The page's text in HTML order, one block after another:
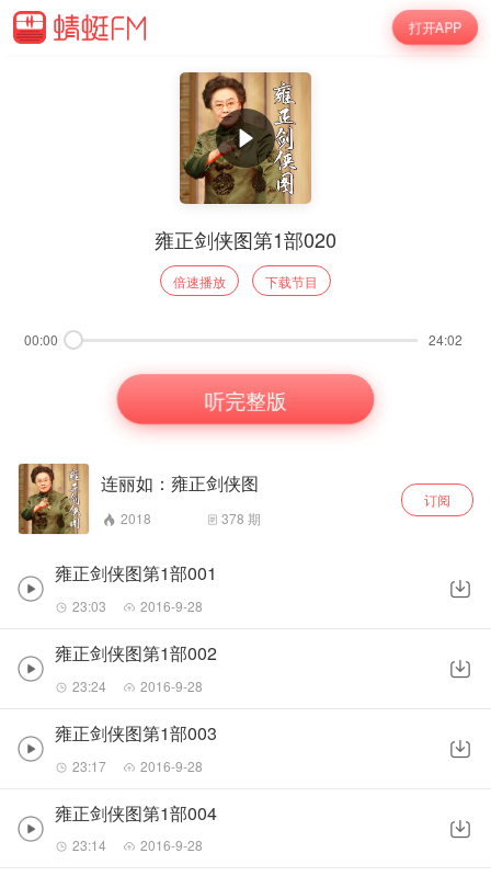
打开APP
雍正剑侠图第1部020
倍速播放 下载节目
00:00 24:02
听完整版
连丽如：雍正剑侠图
2018 378 期
订阅
雍正剑侠图第1部001
23:03 2016-9-28
雍正剑侠图第1部002
23:24 2016-9-28
雍正剑侠图第1部003
23:17 2016-9-28
雍正剑侠图第1部004
23:14 2016-9-28